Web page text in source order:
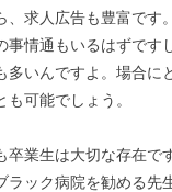
、求人広告も豊富です
事情通もいるはずです
多いんですよ。場合に
可能でしょう。
卒業生は大切な存在で
ラック病院を勧める先